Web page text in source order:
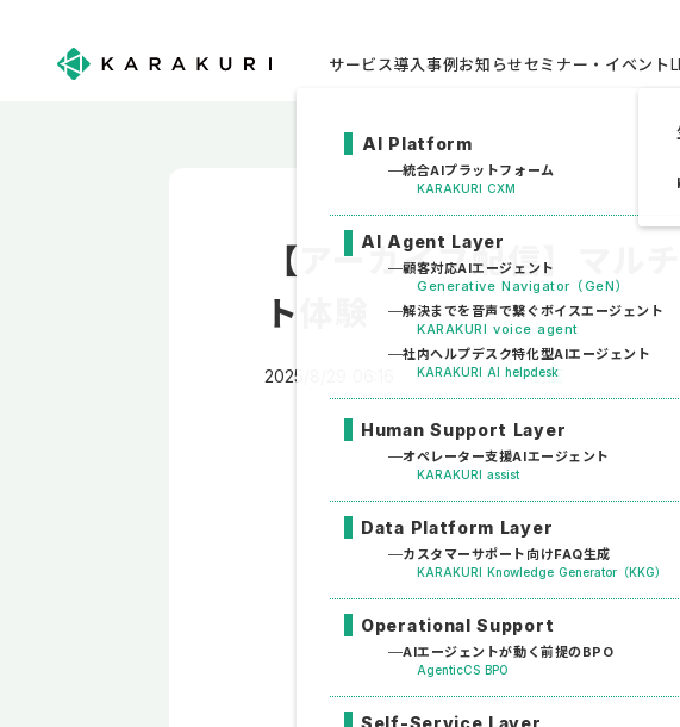
【アーカイブ配信】マル
ト体験
アーカイブ動画
2025/8/29 06:16
AI Platform
統合AIプラットフォーム
KARAKURI CXM
AI Agent Layer
顧客対応AIエージェント
Generative Navigator（GeN）
解決までを音声で繋ぐボイスエージェント
KARAKURI voice agent
社内ヘルプデスク特化型AIエージェント
KARAKURI AI helpdesk
Human Support Layer
オペレーター支援AIエージェント
KARAKURI assist
Data Platform Layer
カスタマーサポート向けFAQ生成
KARAKURI Knowledge Generator（KKG）
Operational Support
AIエージェントが動く前提のBPO
AgenticCS BPO
Self-Service Layer
サービス導入事例お知らせセミナー・イベント